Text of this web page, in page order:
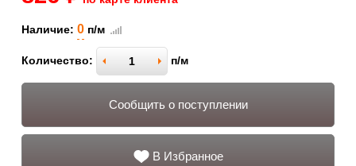
Наличие: 0 п/м
Количество: п/м
Сообщить о поступлении
В Избранное